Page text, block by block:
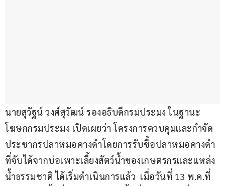
นายสุวัฐน์ วงศ์สุวัฒน์ รองอธิบดีกรมประมง ในฐานะ
โฆษกกรมประมง เปิดเผยว่า โครงการควบคุมและกำจัด
ประชากรปลาหมอคางดำโดยการรับซื้อปลาหมอคางดำ
ที่จับได้จากบ่อเพาะเลี้ยงสัตว์น้ำของเกษตรกรและแหล่ง
น้ำธรรมชาติ ได้เริ่มดำเนินการแล้ว  เมื่อวันที่ 13 พ.ค.ที่